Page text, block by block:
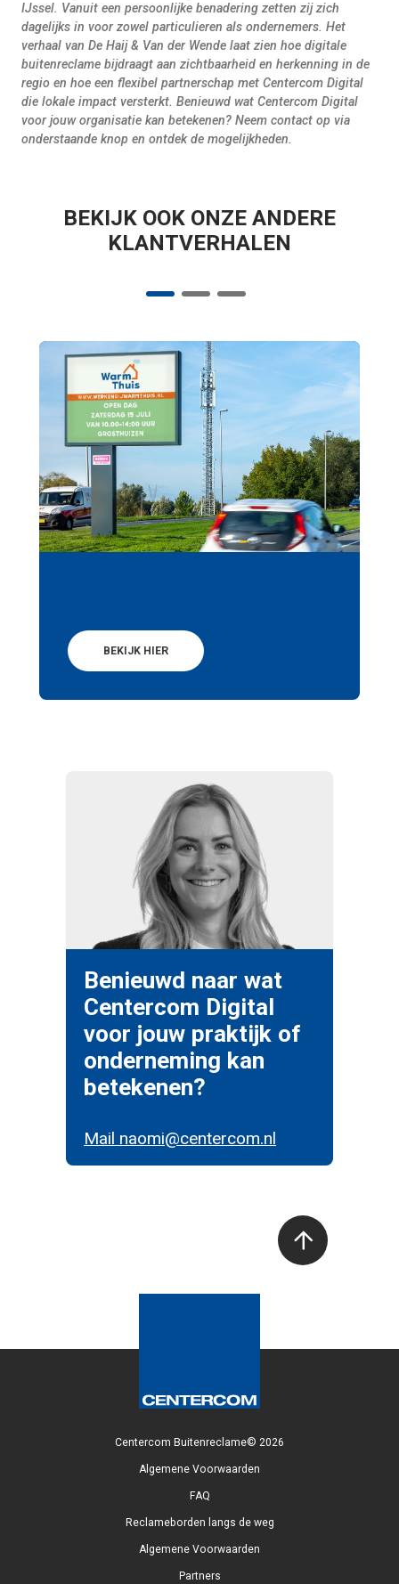
IJssel. Vanuit een persoonlijke benadering zetten zij zich
dagelijks in voor zowel particulieren als ondernemers. Het
verhaal van De Haij & Van der Wende laat zien hoe digitale
buitenreclame bijdraagt aan zichtbaarheid en herkenning in de
regio en hoe een flexibel partnerschap met Centercom Digital
die lokale impact versterkt. Benieuwd wat Centercom Digital
voor jouw organisatie kan betekenen? Neem contact op via
onderstaande knop en ontdek de mogelijkheden.
BEKIJK OOK ONZE ANDERE
KLANTVERHALEN
BEKIJK HIER
Benieuwd naar wat
Centercom Digital
voor jouw praktijk of
onderneming kan
betekenen?
Mail naomi@centercom.nl
Centercom Buitenreclame© 2026
Algemene Voorwaarden
FAQ
Reclameborden langs de weg
Algemene Voorwaarden
Partners